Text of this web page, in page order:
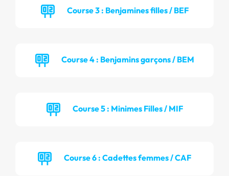
Course 3 : Benjamines filles / BEF
Course 4 : Benjamins garçons / BEM
Course 5 : Minimes Filles / MIF
Course 6 : Cadettes femmes / CAF